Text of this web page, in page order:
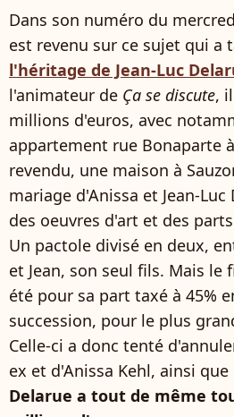
Dans son numéro du
est revenu sur ce sujet qui a
l'héritage de Jean-Luc
l'animateur de Ça se discute,
millions d'euros, avec
appartement rue Bonaparte
revendu, une maison à
mariage d'Anissa et Jean-
des oeuvres d'art et des
Un pactole divisé en deux,
et Jean, son seul fils. Mais le
été pour sa part taxé à 45%
succession, pour le plus
Celle-ci a donc tenté
ex et d'Anissa Kehl, ainsi
Delarue a tout de même